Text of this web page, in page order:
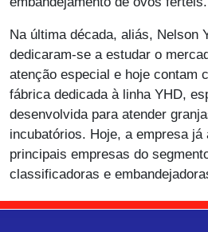
Na última década, aliás, Nelson
dedicaram-se a estudar o
atenção especial e hoje contam
fábrica dedicada à linha YHD,
desenvolvida para atender
incubatórios. Hoje, a empresa já
principais empresas do
classificadoras e